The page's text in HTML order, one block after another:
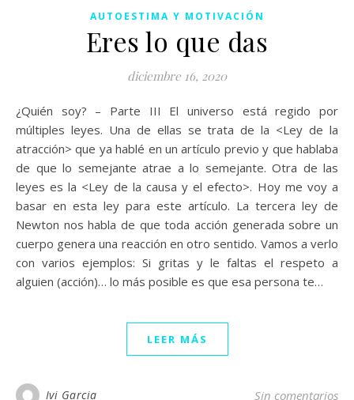
AUTOESTIMA Y MOTIVACIÓN
Eres lo que das
diciembre 16, 2020
¿Quién soy? – Parte III El universo está regido por
múltiples leyes. Una de ellas se trata de la <Ley de la
atracción> que ya hablé en un artículo previo y que hablaba
de que lo semejante atrae a lo semejante. Otra de las
leyes es la <Ley de la causa y el efecto>. Hoy me voy a
basar en esta ley para este artículo. La tercera ley de
Newton nos habla de que toda acción generada sobre un
cuerpo genera una reacción en otro sentido. Vamos a verlo
con varios ejemplos: Si gritas y le faltas el respeto a
alguien (acción)… lo más posible es que esa persona te…
LEER MÁS
Ivi Garcia Sin comentarios